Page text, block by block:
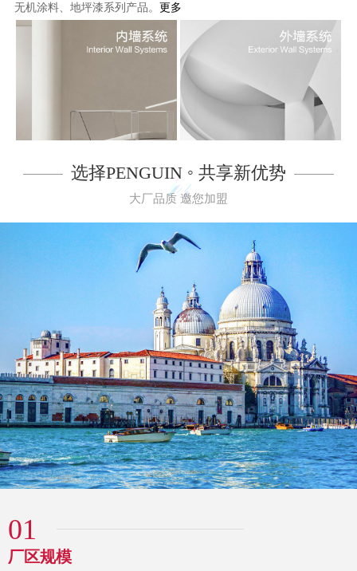
无机涂料、地坪漆系列产品。 更多
选择PENGUIN ◦ 共享新优势
大厂品质 邀您加盟
01
厂区规模